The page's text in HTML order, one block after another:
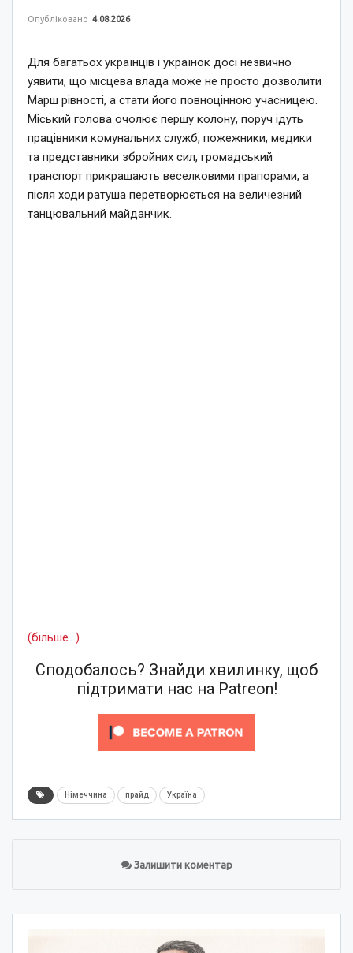
Опубліковано 4.08.2026
Для багатьох українців і українок досі незвично
уявити, що місцева влада може не просто дозволити
Марш рівності, а стати його повноцінною учасницею.
Міський голова очолює першу колону, поруч ідуть
працівники комунальних служб, пожежники, медики
та представники збройних сил, громадський
транспорт прикрашають веселковими прапорами, а
після ходи ратуша перетворюється на величезний
танцювальний майданчик.
(більше…)
Сподобалось? Знайди хвилинку, щоб
підтримати нас на Patreon!
Німеччина прайд Україна
Залишити коментар